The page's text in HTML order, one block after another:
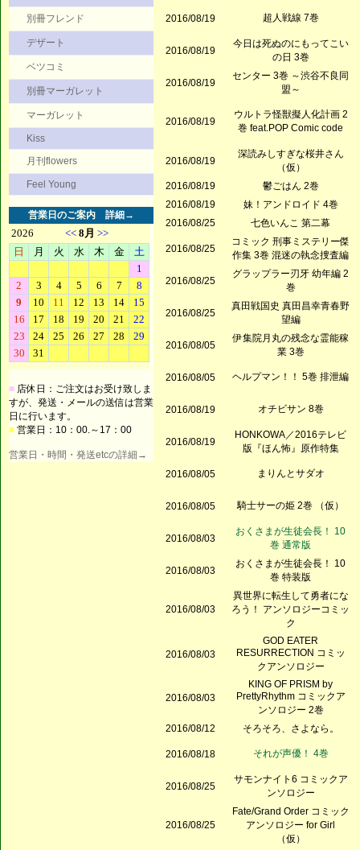
別冊フレンド
デザート
ベツコミ
別冊マーガレット
マーガレット
Kiss
月刊flowers
Feel Young
営業日のご案内 詳細→
■ 店休日：ご注文はお受け致しま
すが、発送・メールの送信は営業
日に行います。
■ 営業日：10：00.～17：00
営業日・時間・発送etcの詳細→
2016/08/19 超人戦線 7巻
2016/08/19
今日は死ぬのにもってこい
の日 3巻
2016/08/19
センター 3巻 ～渋谷不良同
盟～
2016/08/19
ウルトラ怪獣擬人化計画 2
巻 feat.POP Comic code
2016/08/19
深読みしすぎな桜井さん
（仮）
2016/08/19
鬱ごはん 2巻
2016/08/19
妹！アンドロイド 4巻
2016/08/25
七色いんこ 第二幕
2016/08/25
コミック 刑事ミステリー傑
作集 3巻 混迷の執念捜査編
2016/08/25
グラップラー刃牙 幼年編 2
巻
2016/08/25
真田戦国史 真田昌幸青春野
望編
2016/08/05
伊集院月丸の残念な霊能稼
業 3巻
2016/08/05 ヘルプマン！！ 5巻 排泄編
2016/08/19 オチビサン 8巻
2016/08/19
HONKOWA／2016テレビ
版『ほん怖』原作特集
2016/08/05 まりんとサダオ
2016/08/05 騎士サーの姫 2巻 （仮）
2016/08/03
おくさまが生徒会長！ 10
巻 通常版
2016/08/03
おくさまが生徒会長！ 10
巻 特装版
2016/08/03
異世界に転生して勇者にな
ろう！ アンソロジーコミッ
ク
2016/08/03
GOD EATER
RESURRECTION コミッ
クアンソロジー
2016/08/03
KING OF PRISM by
PrettyRhythm コミックア
ンソロジー 2巻
2016/08/12
そろそろ、さよなら。
2016/08/18 それが声優！ 4巻
2016/08/25
サモンナイト6 コミックア
ンソロジー
2016/08/25
Fate/Grand Order コミック
アンソロジー for Girl
（仮）